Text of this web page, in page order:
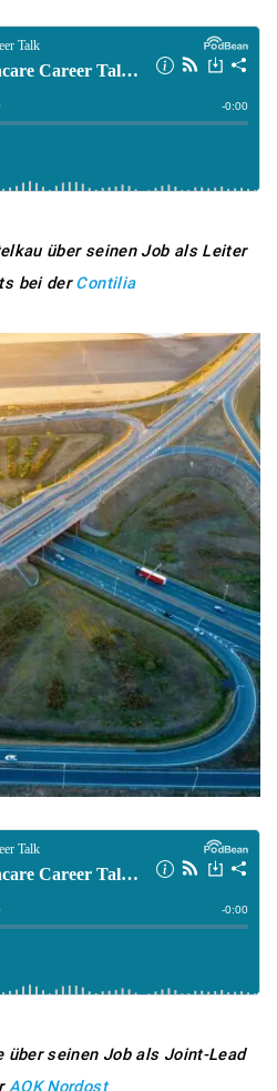
über seinen Job als Leiter
bei derContilia
über seinen Job als Joint-Lead
AOK Nordost